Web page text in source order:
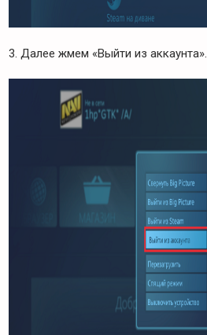
3. Далее жмем «Выйти из аккаунта».